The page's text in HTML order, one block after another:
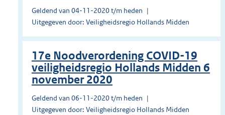
Geldend van 04-11-2020 t/m heden
Uitgegeven door: Veiligheidsregio Hollands Midden
17e Noodverordening COVID-19
veiligheidsregio Hollands Midden 6
november 2020
Geldend van 06-11-2020 t/m heden
Uitgegeven door: Veiligheidsregio Hollands Midden